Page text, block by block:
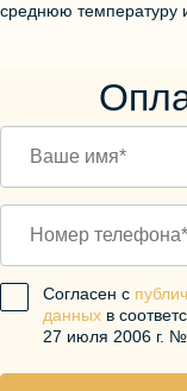
среднюю температуру
Согласен с
данных в
27 июля 2006 г.